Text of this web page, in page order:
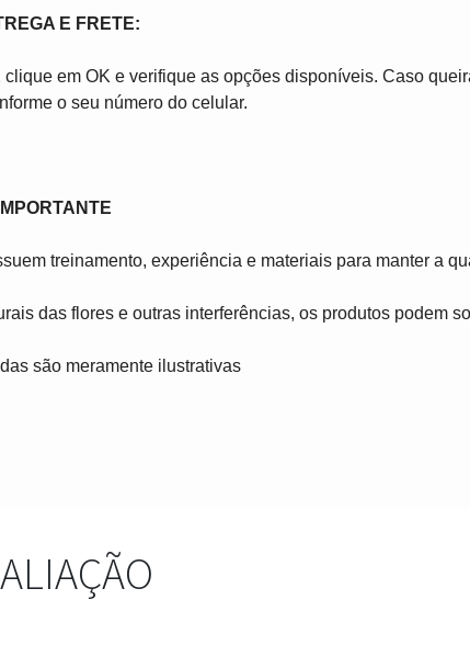
E FRETE:
em OK e verifique as opções disponíveis. Caso
o seu número do celular.
IMPORTANTE
treinamento, experiência e materiais para manter a
das flores e outras interferências, os produtos podem
são meramente ilustrativas